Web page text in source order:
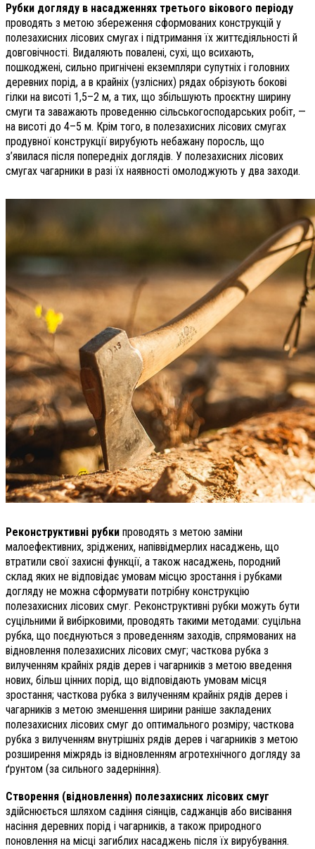
Рубки догляду в насадженнях третього вікового періоду
проводять з метою збереження сформованих конструкцій у
полезахисних лісових смугах і підтримання їх життєдіяльності й
довговічності. Видаляють повалені, сухі, що всихають,
пошкоджені, сильно пригнічені екземпляри супутніх і голов­них
деревних порід, а в крайніх (узлісних) рядах обрізують бокові
гілки на висоті 1,5–2 м, а тих, що збільшують проєкт­ну ширину
смуги та заважають проведенню сільськогосподарських робіт, —
на висоті до 4–5 м. Крім того, в полезахисних лісових смугах
продувної конструкції вирубують небажану поросль, що
з’явилася після попередніх доглядів. У полезахисних лісових
смугах чагарники в разі їх наявності омолоджують у два заходи.
Реконструктивні рубки проводять з метою заміни
малоефективних, зріджених, напіввідмерлих насаджень, що
втратили свої захисні функції, а також насаджень, породний
склад яких не відповідає умовам місцю зростання і рубками
догляду не можна сформувати потрібну конструкцію
полезахисних лісових смуг. Реконструктивні рубки можуть бути
суцільними й вибірковими, проводять такими методами: суцільна
рубка, що поєднуються з проведенням заходів, спрямованих на
відновлення полезахисних лісових смуг; часткова рубка з
вилученням крайніх рядів дерев і чагарників з метою введення
нових, більш цінних порід, що відповідають умовам місця
зростання; часткова рубка з вилученням крайніх рядів дерев і
чагарників з метою зменшення ширини раніше закладених
полезахисних лісових смуг до оптимального розміру; часткова
рубка з вилученням внутрішніх рядів дерев і чагарників з метою
розширення міжрядь із відновленням агротехнічного догляду за
ґрунтом (за сильного задерніння).
Створення (відновлення) полезахисних лісових смуг
здійснюється шляхом садіння сіянців, саджанців або висівання
насіння деревних порід і чагарників, а також природного
поновлення на місці загиблих насаджень після їх вирубування.